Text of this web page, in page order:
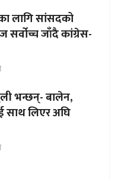
लागि सांसदको
सर्वोच्च जाँदै कांग्रेस-
भन्छन्- बालेन,
साथ लिएर अघि